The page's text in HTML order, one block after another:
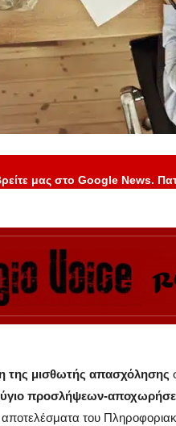
μας στο Google News.
της μισθωτής απασχόλησης
προσλήψεων-
του